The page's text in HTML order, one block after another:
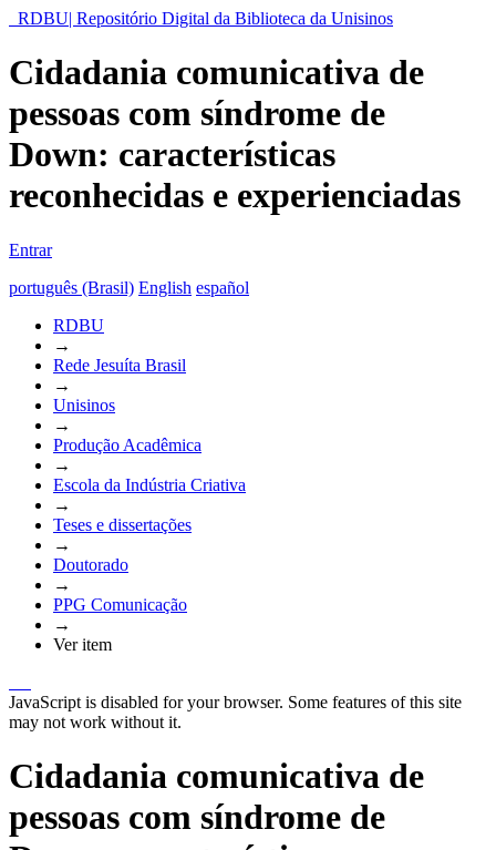
RDBU| Repositório Digital da Biblioteca da Unisinos
Cidadania comunicativa de
pessoas com síndrome de
Down: características
reconhecidas e experienciadas
Entrar
português (Brasil) English español
RDBU
→
Rede Jesuíta Brasil
→
Unisinos
→
Produção Acadêmica
→
Escola da Indústria Criativa
→
Teses e dissertações
→
Doutorado
→
PPG Comunicação
→
Ver item
JavaScript is disabled for your browser. Some features of this site
may not work without it.
Cidadania comunicativa de
pessoas com síndrome de